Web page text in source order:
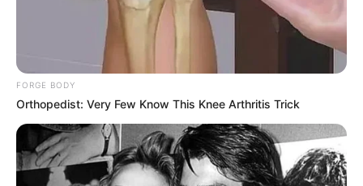
2. Bijuterias
Pulseira
Brinco
3. Painel
5. Cortina
7. Caminho/toalha de mesa
8. Capa para almofada
9. Bolsa
FORGE BODY
Orthopedist: Very Few Know This Knee Arthritis Trick